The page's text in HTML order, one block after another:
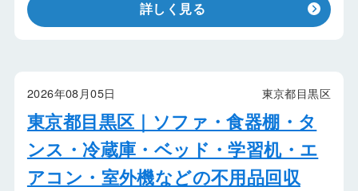
詳しく見る
2026年08月05日 東京都目黒区
東京都目黒区｜ソファ・食器棚・タ
ンス・冷蔵庫・ベッド・学習机・エ
アコン・室外機などの不用品回収